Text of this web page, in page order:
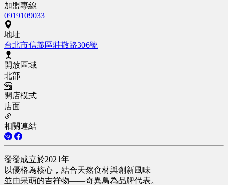
加盟專線
0919109033
地址
台北市信義區莊敬路306號
開放區域
北部
開店模式
店面
相關連結
發發成立於2021年
以優格為核心，結合天然食材與創新風味
並由呆萌的吉祥物——奇異鳥為品牌代表。